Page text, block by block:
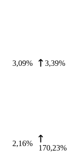
3,09% 3,39%
2,16%
170,23%